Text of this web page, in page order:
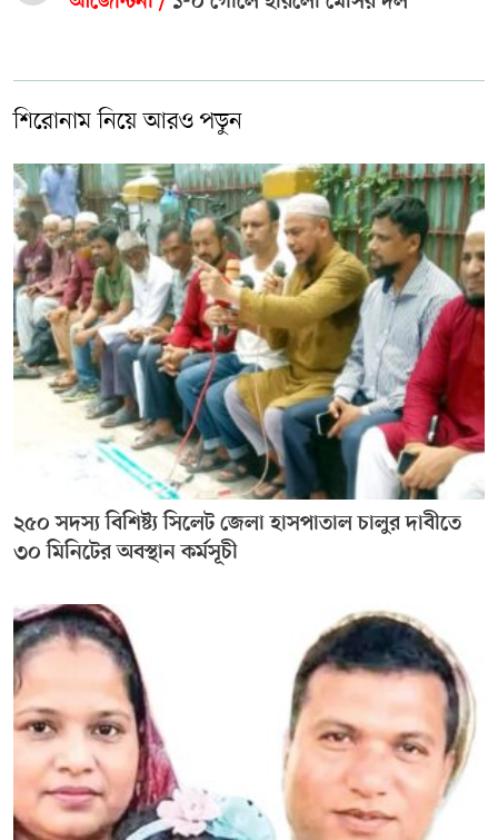
শিরোনাম নিয়ে আরও পড়ুন
২৫০ সদস্য বিশিষ্ট্য সিলেট জেলা হাসপাতাল চালুর দাবীতে
৩০ মিনিটের অবস্থান কর্মসূচী